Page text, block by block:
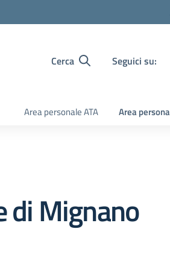
Cerca Seguici su:
Area personale ATA Area
di Mignano